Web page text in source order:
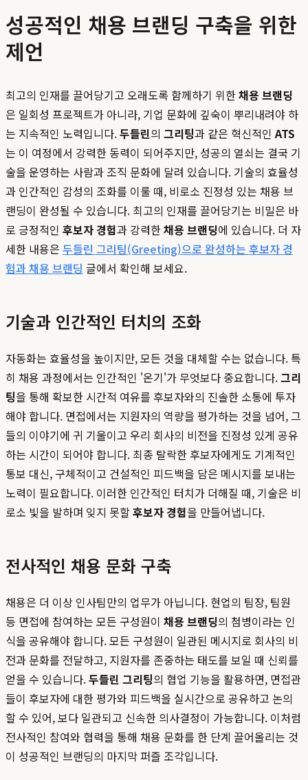
성공적인 채용 브랜딩 구축을 위한
제언
최고의 인재를 끌어당기고 오래도록 함께하기 위한채용 브랜딩
은 일회성 프로젝트가 아니라, 기업 문화에 깊숙이 뿌리내려야 하
는 지속적인 노력입니다.두들린의 그리팅과 같은 혁신적인ATS
는 이 여정에서 강력한 동력이 되어주지만, 성공의 열쇠는 결국 기
술을 운영하는 사람과 조직 문화에 달려 있습니다. 기술의 효율성
과 인간적인 감성의 조화를 이룰 때, 비로소 진정성 있는 채용 브
랜딩이 완성될 수 있습니다. 최고의 인재를 끌어당기는 비밀은 바
로 긍정적인 후보자 경험과 강력한채용 브랜딩에 있습니다. 더 자
세한 내용은 두들린 그리팅(Greeting)으로 완성하는 후보자 경
험과 채용 브랜딩 글에서 확인해 보세요.
기술과 인간적인 터치의 조화
자동화는 효율성을 높이지만, 모든 것을 대체할 수는 없습니다. 특
히 채용 과정에서는 인간적인 '온기'가 무엇보다 중요합니다.그리
팅을 통해 확보한 시간적 여유를 후보자와의 진솔한 소통에 투자
해야 합니다. 면접에서는 지원자의 역량을 평가하는 것을 넘어, 그
들의 이야기에 귀 기울이고 우리 회사의 비전을 진정성 있게 공유
하는 시간이 되어야 합니다. 최종 탈락한 후보자에게도 기계적인
통보 대신, 구체적이고 건설적인 피드백을 담은 메시지를 보내는
노력이 필요합니다. 이러한 인간적인 터치가 더해질 때, 기술은 비
로소 빛을 발하며 잊지 못할후보자 경험을 만들어냅니다.
전사적인 채용 문화 구축
채용은 더 이상 인사팀만의 업무가 아닙니다. 현업의 팀장, 팀원
등 면접에 참여하는 모든 구성원이 채용 브랜딩의 첨병이라는 인
식을 공유해야 합니다. 모든 구성원이 일관된 메시지로 회사의 비
전과 문화를 전달하고, 지원자를 존중하는 태도를 보일 때 신뢰를
얻을 수 있습니다.두들린 그리팅의 협업 기능을 활용하면, 면접관
들이 후보자에 대한 평가와 피드백을 실시간으로 공유하고 논의
할 수 있어, 보다 일관되고 신속한 의사결정이 가능합니다. 이처럼
전사적인 참여와 협력을 통해 채용 문화를 한 단계 끌어올리는 것
이 성공적인 브랜딩의 마지막 퍼즐 조각입니다.